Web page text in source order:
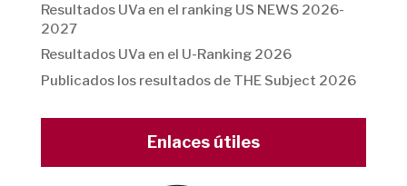
Resultados UVa en el ranking US NEWS 2026-
2027
Resultados UVa en el U-Ranking 2026
Publicados los resultados de THE Subject 2026
Enlaces útiles